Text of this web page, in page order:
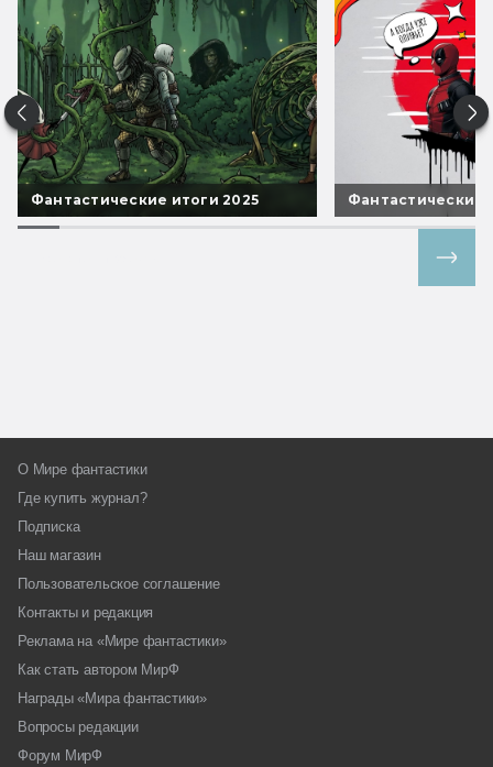
Фантастические итоги 2025 Фантастические
О Мире фантастики
Где купить журнал?
Подписка
Наш магазин
Пользовательское соглашение
Контакты и редакция
Реклама на «Мире фантастики»
Как стать автором МирФ
Награды «Мира фантастики»
Вопросы редакции
Форум МирФ